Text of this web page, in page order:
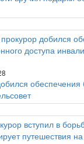
обеспечения